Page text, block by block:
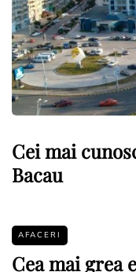
Cei mai
Bacau
AFACERI
Cea mai grea